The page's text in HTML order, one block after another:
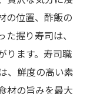
の位置、酢飯の
握り寿司は、
ります。寿司職
、鮮度の高い素
材の旨みを最大